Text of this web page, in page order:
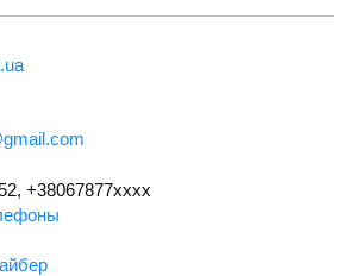
+38067877xxxx